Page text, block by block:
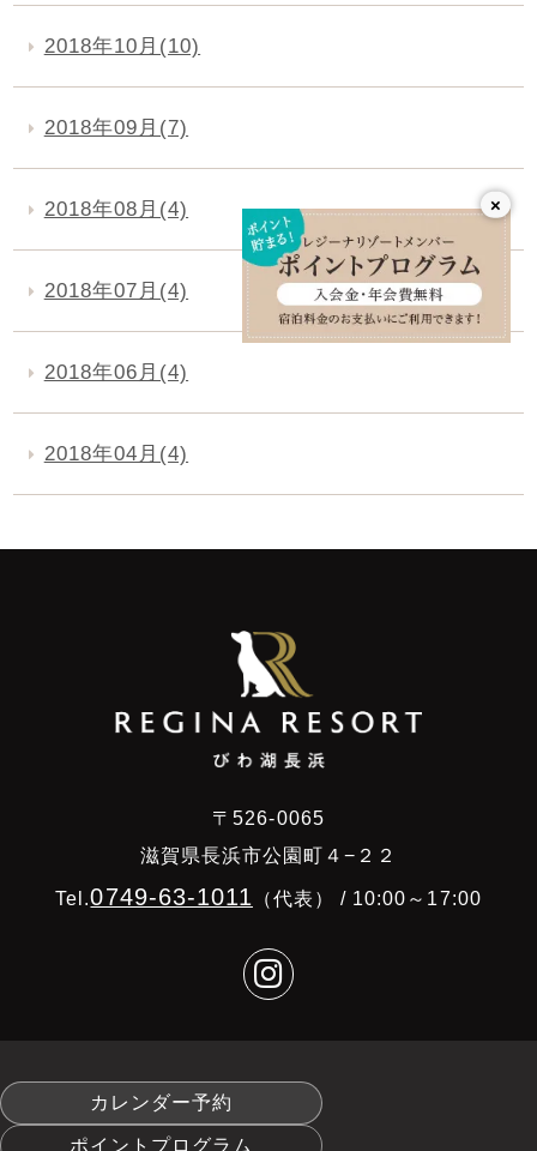
2018年10月(10)
2018年09月(7)
2018年08月(4)
2018年07月(4)
2018年06月(4)
2018年04月(4)
〒526-0065
滋賀県長浜市公園町４−２２
Tel.0749-63-1011 （代表） / 10:00～17:00
カレンダー予約
ポイントプログラム
×